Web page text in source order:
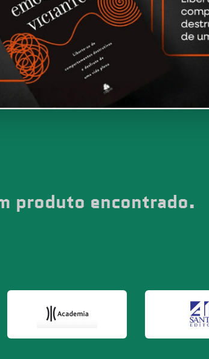
produto encontrado.